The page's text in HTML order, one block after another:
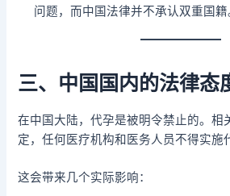
问题，而中国法律并不承认双重国籍
三、中国国内的法律态
在中国大陆，代孕是被明令禁止的。相
定，任何医疗机构和医务人员不得实施
这会带来几个实际影响：